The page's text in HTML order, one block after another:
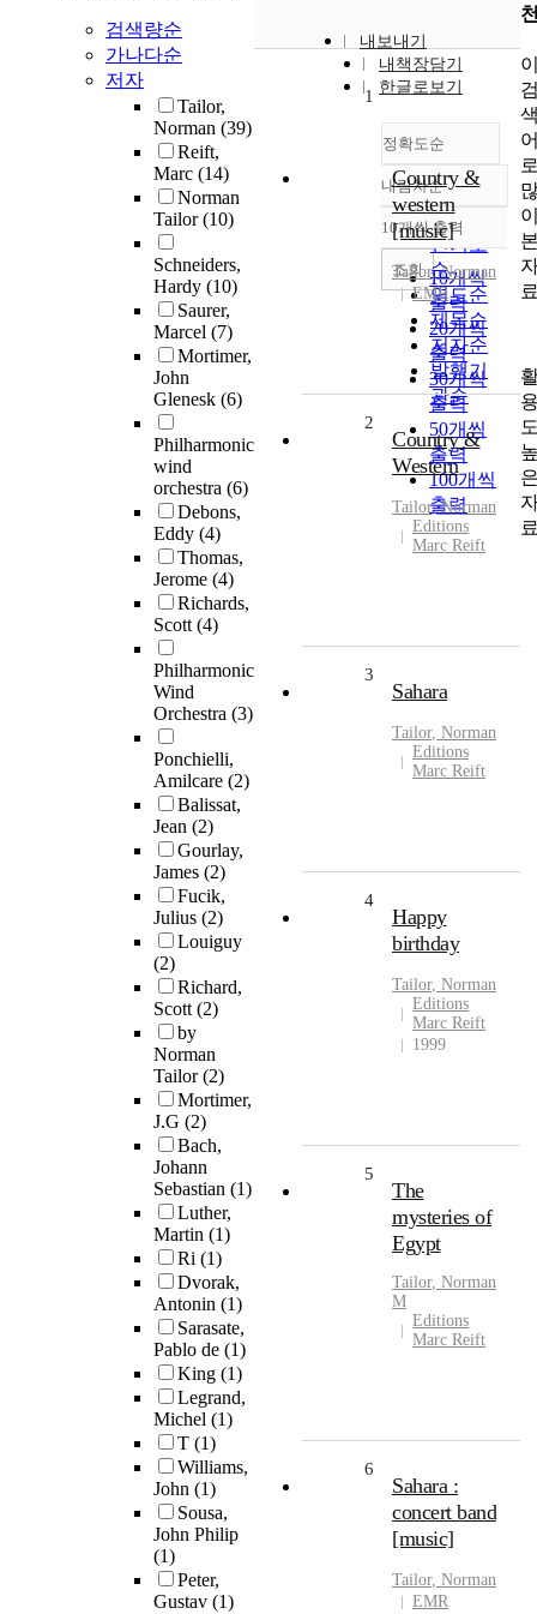
검색량순
가나다순
저자
Tailor,
Norman (39)
Reift,
Marc (14)
Norman
Tailor(10)
Schneiders,
Hardy (10)
Saurer,
Marcel (7)
Mortimer,
John
Glenesk (6)
Philharmonic
wind
orchestra (6)
Debons,
Eddy (4)
Thomas,
Jerome (4)
Richards,
Scott(4)
Philharmonic
Wind
Orchestra (3)
Ponchielli,
Amilcare (2)
Balissat,
Jean (2)
Gourlay,
James (2)
Fucik,
Julius (2)
Louiguy
(2)
Richard,
Scott(2)
by
Norman
Tailor(2)
Mortimer,
J.G (2)
Bach,
Johann
Sebastian (1)
Luther,
Martin (1)
Ri (1)
Dvorak,
Antonin (1)
Sarasate,
Pablo de (1)
King (1)
Legrand,
Michel (1)
T (1)
Williams,
John (1)
Sousa,
John Philip
(1)
Peter,
Gustav (1)
내보내기
내책장담기
한글로보기
정확도순
정확도
순
인기도
순
연도순
제목순
저자순
발행기
관순
내림차순
내림차순
10개씩 출력
10개씩
출력
20개씩
출력
30개씩
출력
50개씩
출력
100개씩
출력
조회
1
Country &
western
[music]
Tailor,Norman
EMR
2
Country &
Western
Tailor,Norman
Editions
Marc Reift
3
Sahara
Tailor, Norman
Editions
Marc Reift
4
Happy
birthday
Tailor, Norman
Editions
Marc Reift
1999
5
The
mysteries of
Egypt
Tailor, Norman
M
Editions
Marc Reift
6
Sahara :
concert band
[music]
Tailor, Norman
EMR